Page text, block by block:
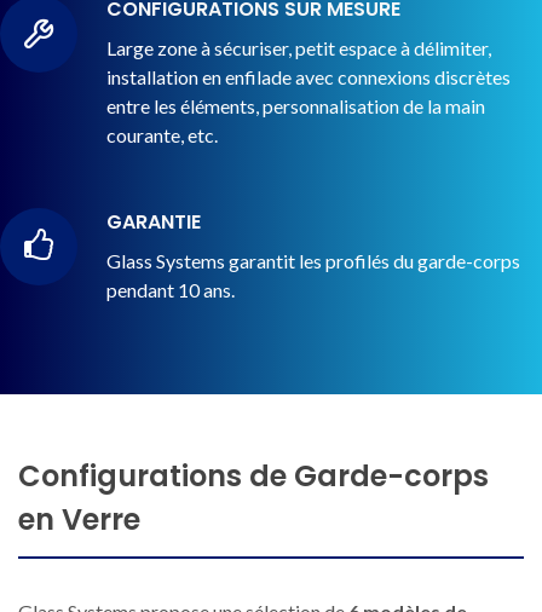
CONFIGURATIONS SUR MESURE
Large zone à sécuriser, petit espace à délimiter,
installation en enfilade avec connexions discrètes
entre les éléments, personnalisation de la main
courante, etc.
GARANTIE
Glass Systems garantit les profilés du garde-corps
pendant 10 ans.
Configurations de Garde-corps
en Verre